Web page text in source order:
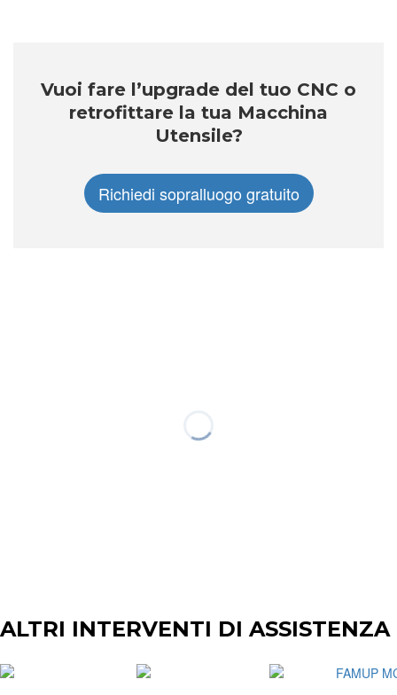
Vuoi fare l’upgrade del tuo CNC o
retrofittare la tua Macchina
Utensile?
Richiedi sopralluogo gratuito
ALTRI INTERVENTI DI ASSISTENZA